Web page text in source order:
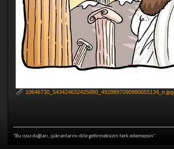
10646730_543424632425880_4928897090980655134_n.jpg
"Bu ıssız dağları, şükranlarını dile getirmeksizin terk edemezsin"